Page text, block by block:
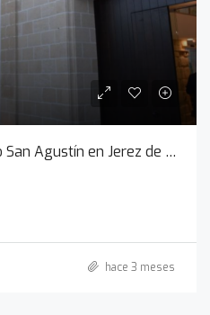
Despacho P-31 en Edificio San Agustín en Jerez de la Frontera
hace 3 meses